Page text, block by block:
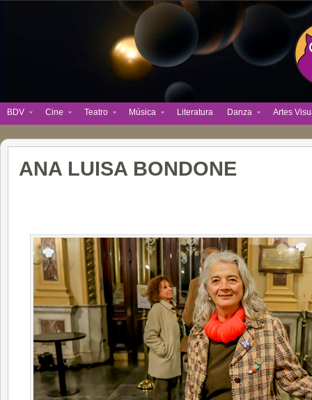
BDV Cine Teatro Música Literatura Danza Artes
ANA LUISA BONDONE